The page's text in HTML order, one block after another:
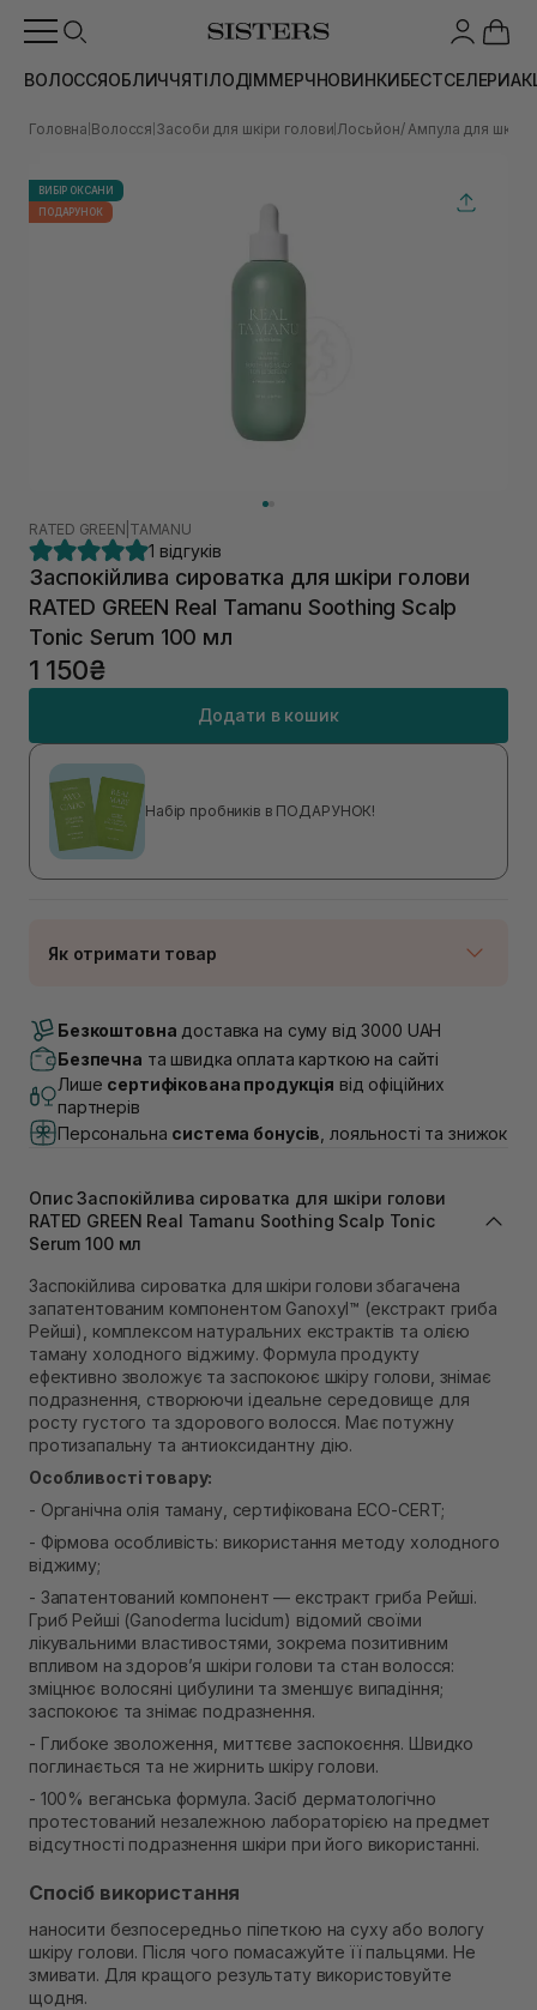
ВОЛОССЯОБЛИЧЧЯТІЛОДІММЕРЧНОВИНКИБЕСТСЕЛЕРИ
Головна Волосся Засоби для шкіри голови Лосьйон/ Ампула для шкіри
ВИБІР ОКСАНИ
ПОДАРУНОК
RATED GREEN TAMANU
1 відгуків
Заспокійлива сироватка для шкіри голови
RATED GREEN Real Tamanu Soothing Scalp
Tonic Serum 100 мл
1 150₴
Додати в кошик
Набір пробників в ПОДАРУНОК!
Як отримати товар
В наявності
Самовивіз м. Луцьк, вул. Винниченка 4
В наявності
Самовивіз м. Львів, вул. Академіка Підстригача, 1В
(Duck’s Lake)
В наявності
В наявності
Самовивіз м. Львів, вул. Степана Бандери 45
В наявності
В наявності
Самовивіз м. Рівне, вул. Кулика і Гудачека 23 (ТЦ
Екватор)
В наявності
Безкоштовна доставка на суму від 3000 UAH
Безпечна та швидка оплата карткою на сайті
Лише сертифікована продукція від офіційних
партнерів
Персональна система бонусів , лояльності та знижок
Опис Заспокійлива сироватка для шкіри голови
RATED GREEN Real Tamanu Soothing Scalp Tonic
Serum 100 мл
Заспокійлива сироватка для шкіри голови збагачена
запатентованим компонентом Ganoxyl™ (екстракт гриба
Рейші), комплексом натуральних екстрактів та олією
таману холодного віджиму. Формула продукту
ефективно зволожує та заспокоює шкіру голови, знімає
подразнення, створюючи ідеальне середовище для
росту густого та здорового волосся. Має потужну
протизапальну та антиоксидантну дію.
Особливості товару:
- Органічна олія таману, сертифікована ECO-CERT;
- Фірмова особливість: використання методу холодного
віджиму;
- Запатентований компонент — екстракт гриба Рейші.
Гриб Рейші (Ganoderma lucidum) відомий своїми
лікувальними властивостями, зокрема позитивним
впливом на здоров’я шкіри голови та стан волосся:
зміцнює волосяні цибулини та зменшує випадіння;
заспокоює та знімає подразнення.
- Глибоке зволоження, миттєве заспокоєння. Швидко
поглинається та не жирнить шкіру голови.
- 100% веганська формула. Засіб дерматологічно
протестований незалежною лабораторією на предмет
відсутності подразнення шкіри при його використанні.
Спосіб використання
наносити безпосередньо піпеткою на суху або вологу
шкіру голови. Після чого помасажуйте її пальцями. Не
змивати. Для кращого результату використовуйте
щодня.